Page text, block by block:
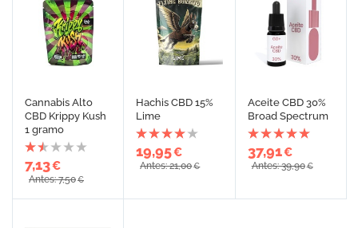
Cannabis Alto
CBD Krippy Kush
1 gramo
7,13€
Antes: 7,50€
Hachis CBD 15%
Lime
19,95€
Antes: 21,00€
Aceite CBD 30%
Broad Spectrum
37,91€
Antes: 39,90€